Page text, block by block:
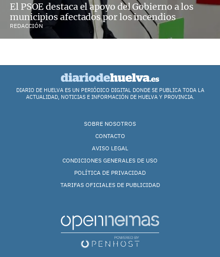
El PSOE destaca el apoyo del Gobierno a los
municipios afectados por los incendios
REDACCIÓN
DIARIO DE HUELVA ES UN PERIÓDICO DIGITAL DONDE SE PUBLICA TODA LA
ACTUALIDAD, NOTICIAS E INFORMACIÓN DE HUELVA Y PROVINCIA.
SOBRE NOSOTROS
CONTACTO
AVISO LEGAL
CONDICIONES GENERALES DE USO
POLÍTICA DE PRIVACIDAD
TARIFAS OFICIALES DE PUBLICIDAD